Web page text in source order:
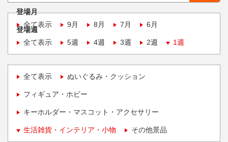
登場月
全て表示
9月 8月 7月 6月
登場週
全て表示
5週 4週 3週 2週 1週
全て表示 ぬいぐるみ・クッション
フィギュア・ホビー
キーホルダー・マスコット・アクセサリー
生活雑貨・インテリア・小物 その他景品